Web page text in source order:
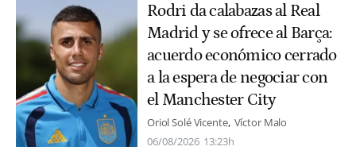
Rodri da calabazas al Real
Madrid y se ofrece al Barça:
acuerdo económico cerrado
a la espera de negociar con
el Manchester City
Oriol Solé Vicente Víctor Malo
06/08/2026 13:23h